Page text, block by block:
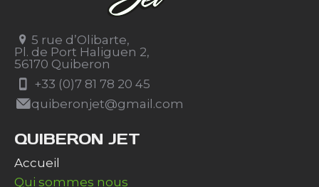
5 rue d’Olibarte,
Pl. de Port Haliguen 2,
56170 Quiberon
+33 (0)7 81 78 20 45
quiberonjet@gmail.com
QUIBERON JET
Accueil
Qui sommes nous